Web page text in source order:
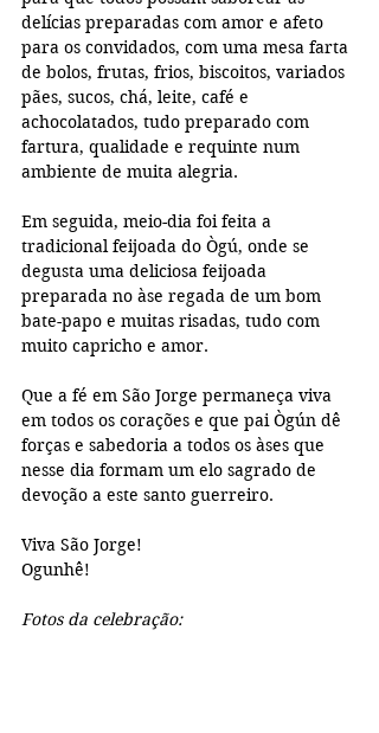
delícias preparadas com amor e afeto
para os convidados, com uma mesa farta
de bolos, frutas, frios, biscoitos, variados
pães, sucos, chá, leite, café e
achocolatados, tudo preparado com
fartura, qualidade e requinte num
ambiente de muita alegria.
Em seguida, meio-dia foi feita a
tradicional feijoada do Ògú, onde se
degusta uma deliciosa feijoada
preparada no àse regada de um bom
bate-papo e muitas risadas, tudo com
muito capricho e amor.
Que a fé em São Jorge permaneça viva
em todos os corações e que pai Ògún dê
forças e sabedoria a todos os àses que
nesse dia formam um elo sagrado de
devoção a este santo guerreiro.
Viva São Jorge!
Ogunhê!
Fotos da celebração: